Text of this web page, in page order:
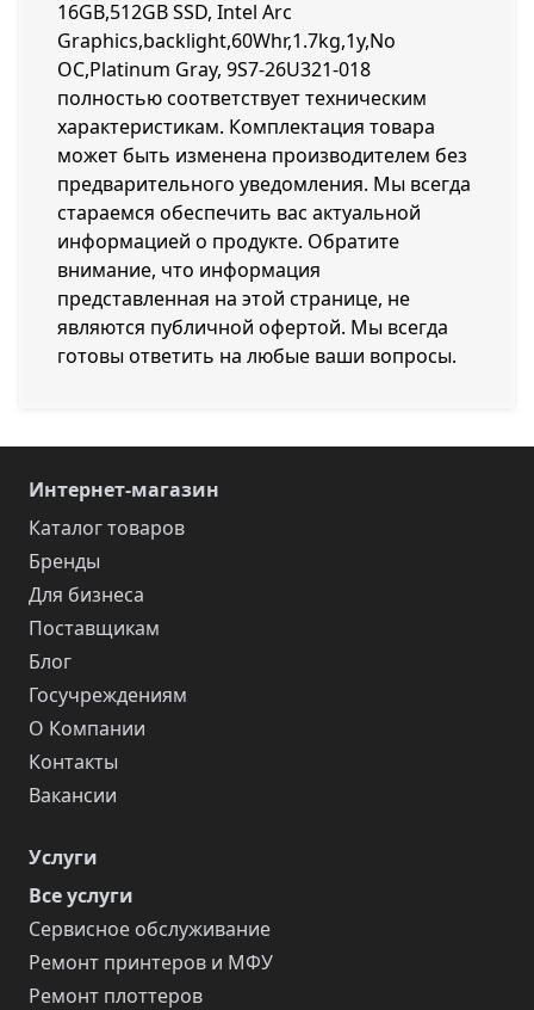
16GB,512GB SSD, Intel Arc
Graphics,backlight,60Whr,1.7kg,1y,No
OC,Platinum Gray, 9S7-26U321-018
полностью соответствует техническим
характеристикам. Комплектация товара
может быть изменена производителем без
предварительного уведомления. Мы всегда
стараемся обеспечить вас актуальной
информацией о продукте. Обратите
внимание, что информация
представленная на этой странице, не
являются публичной офертой. Мы всегда
готовы ответить на любые ваши вопросы.
Интернет-магазин
Каталог товаров
Бренды
Для бизнеса
Поставщикам
Блог
Госучреждениям
О Компании
Контакты
Вакансии
Услуги
Все услуги
Сервисное обслуживание
Ремонт принтеров и МФУ
Ремонт плоттеров